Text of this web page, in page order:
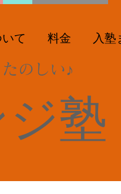
て 料金 入塾
のしい♪
塾